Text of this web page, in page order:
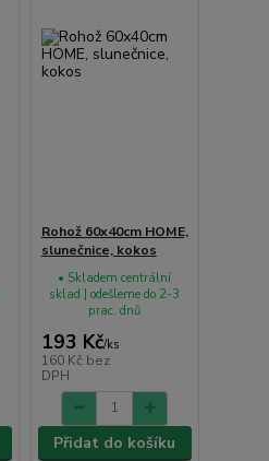
Rohož 60x40cm HOME,
slunečnice, kokos
193 Kč/ks
160 Kč bez
DPH
• Skladem centrální
sklad | odešleme do 2-3
prac. dnů
Přidat do košíku